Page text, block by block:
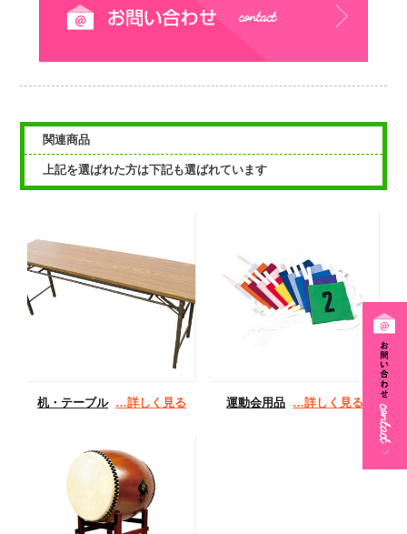
関連商品
上記を選ばれた方は下記も選ばれています
机・テーブル …詳しく見る 運動会用品 …詳しく見る